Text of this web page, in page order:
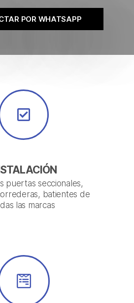
POR WHATSAPP
puertas seccionales,
batientes de
las marcas